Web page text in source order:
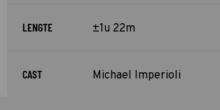
LENGTE ±1u 22m
CAST Michael Imperioli